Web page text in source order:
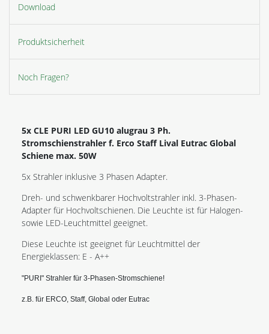
Download
Produktsicherheit
Noch Fragen?
5x CLE PURI LED GU10 alugrau 3 Ph.
Stromschienstrahler f. Erco Staff Lival Eutrac Global
Schiene max. 50W
5x Strahler inklusive 3 Phasen Adapter.
Dreh- und schwenkbarer Hochvoltstrahler inkl. 3-Phasen-
Adapter für Hochvoltschienen. Die Leuchte ist für Halogen-
sowie LED-Leuchtmittel geeignet.
Diese Leuchte ist geeignet für Leuchtmittel der
Energieklassen: E - A++
"PURI" Strahler für 3-Phasen-Stromschiene!
z.B. für ERCO, Staff, Global oder Eutrac